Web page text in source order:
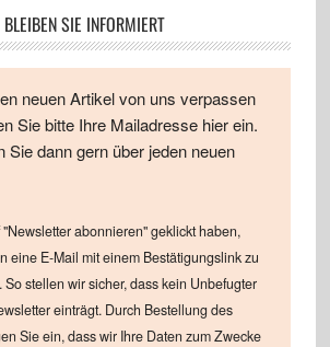
BLEIBEN SIE INFORMIERT
neuen Artikel von uns verpassen
Sie bitte Ihre Mailadresse hier ein.
Sie dann gern über jeden neuen
abonnieren" geklickt haben,
eine E-Mail mit einem Bestätigungslink zu
So stellen wir sicher, dass kein Unbefugter
einträgt. Durch Bestellung des
Sie ein, dass wir Ihre Daten zum Zwecke